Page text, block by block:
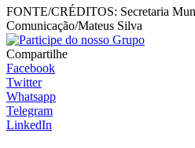
FONTE/CRÉDITOS: Secretaria
Comunicação/Mateus Silva
Compartilhe
Facebook
Twitter
Whatsapp
Telegram
LinkedIn